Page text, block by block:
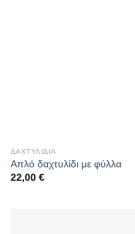
ΔΑΧΤΥΛΊΔΙΑ
Απλό δαχτυλίδι με φύλλα
22,00 €